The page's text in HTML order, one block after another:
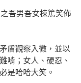
吾男吾女楝篤笑佈
盾觀察入微，並以
啃；女人、硬忍、
是哈哈大笑。